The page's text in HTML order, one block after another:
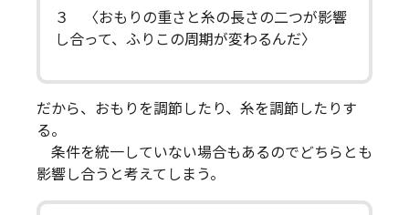
３ 〈おもりの重さと糸の長さの二つが影響
し合って、ふりこの周期が変わるんだ〉
だから、おもりを調節したり、糸を調節したりす
る。
条件を統一していない場合もあるのでどちらとも
影響し合うと考えてしまう。